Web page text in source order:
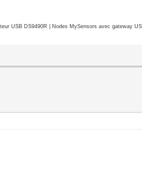
USB DS9490R | Nodes MySensors avec gateway